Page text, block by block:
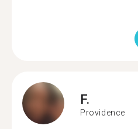
F.
Providence